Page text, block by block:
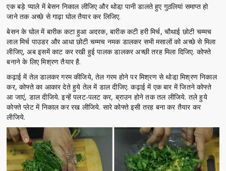
एक बड़े प्याले में बेसन निकाल लीजिए और थोडा़ पानी डालते हुए गुठलियां समाप्त हो
जाने तक अच्छे से गाढ़ा घोल तैयार कर लिजिए.
बेसन के घोल में बारीक कटा हुआ अदरक, बारीक कटी हरी मिर्च, चौथाई छोटी चम्मच
लाल मिर्च पाउडर और आधा छोटी चम्मच नमक डालकर सभी मसालों को अच्छे से मिला
लीजिए, अब इसमें काट कर रखी हुई पालक डालकर अच्छी तरह मिला दिजिए. कोफ्ते
बनाने के लिए मिश्रण तैयार है.
कढ़ाई में तेल डालकर गरम कीजिये, तेल गरम होने पर मिश्रण से थोडा़ मिश्रण निकाल
कर, कोफ्ते का आकार देते हुये तेल में डाल दीजिए. कढ़ाई में एक बार में जितने कोफ्ते
आ जाएं, डाल दीजिये. इन्हें पलट-पलट कर, ब्राउन होने तक तल लीजिये. तले हुये
कोफ्ते प्लेट में निकाल कर रख लीजिये. सारे कोफ्ते इसी तरह बना कर तैयार कर
लीजिये.